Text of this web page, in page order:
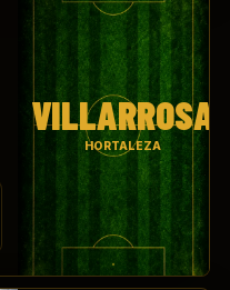
VILLARROSA
HORTALEZA